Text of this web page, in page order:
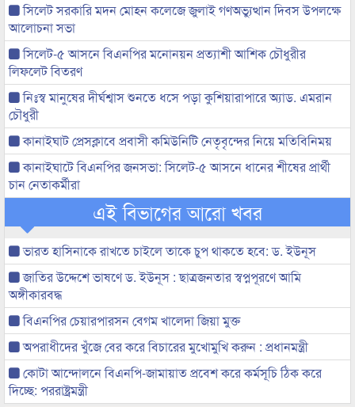
সিলেট সরকারি মদন মোহন কলেজে জুলাই গণঅভ্যুত্থান দিবস উপলক্ষে
আলোচনা সভা
সিলেট-৫ আসনে বিএনপির মনোনয়ন প্রত্যাশী আশিক চৌধুরীর
লিফলেট বিতরণ
নিঃস্ব মানুষের দীর্ঘশ্বাস শুনতে ধসে পড়া কুশিয়ারাপারে অ্যাড. এমরান
চৌধুরী
কানাইঘাট প্রেসক্লাবে প্রবাসী কমিউনিটি নেতৃবৃন্দের নিয়ে মতিবিনিময়
কানাইঘাটে বিএনপির জনসভা: সিলেট-৫ আসনে ধানের শীষের প্রার্থী
চান নেতাকর্মীরা
এই বিভাগের আরো খবর
ভারত হাসিনাকে রাখতে চাইলে তাকে চুপ থাকতে হবে: ড. ইউনূস
জাতির উদ্দেশে ভাষণে ড. ইউনূস : ছাত্রজনতার স্বপ্নপূরণে আমি
অঙ্গীকারবদ্ধ
বিএনপির চেয়ারপারসন বেগম খালেদা জিয়া মুক্ত
অপরাধীদের খুঁজে বের করে বিচারের মুখোমুখি করুন : প্রধানমন্ত্রী
কোটা আন্দোলনে বিএনপি-জামায়াত প্রবেশ করে কর্মসূচি ঠিক করে
দিচ্ছে: পররাষ্ট্রমন্ত্রী